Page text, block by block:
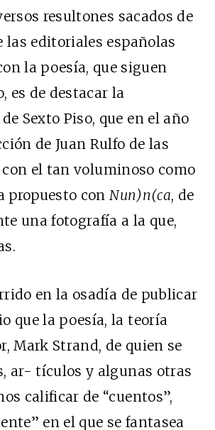
resultones sacados de
las editoriales españolas
la poesía, que siguen
es de destacar la
Sexto Piso, que en el año
de Juan Rulfo de las
el tan voluminoso como
propuesto conNun)n(ca, de
una fotografía a la que,
en la osadía de publicar
que la poesía, la teoría
Mark Strand, de quien se
ar- tículos y algunas otras
calificar de “cuentos”,
en el que se fantasea